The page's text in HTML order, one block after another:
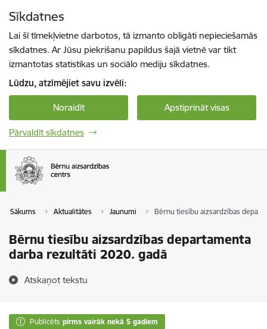
Sīkdatnes
Lai šī tīmekļvietne darbotos, tā izmanto obligāti nepieciešamās
sīkdatnes. Ar Jūsu piekrišanu papildus šajā vietnē var tikt
izmantotas statistikas un sociālo mediju sīkdatnes.
Lūdzu, atzīmējiet savu izvēli:
Noraidīt Apstiprināt visas
Pārvaldīt sīkdatnes
Sākums Aktualitātes Jaunumi Bērnu tiesību aizsardzības
Bērnu tiesību aizsardzības departamenta
darba rezultāti 2020. gadā
Atskaņot tekstu
Publicēts pirms vairāk nekā 5 gadiem